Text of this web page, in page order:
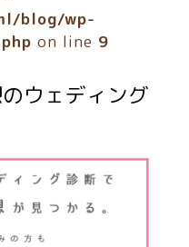
blog/wp-
on line 9
ウェディング